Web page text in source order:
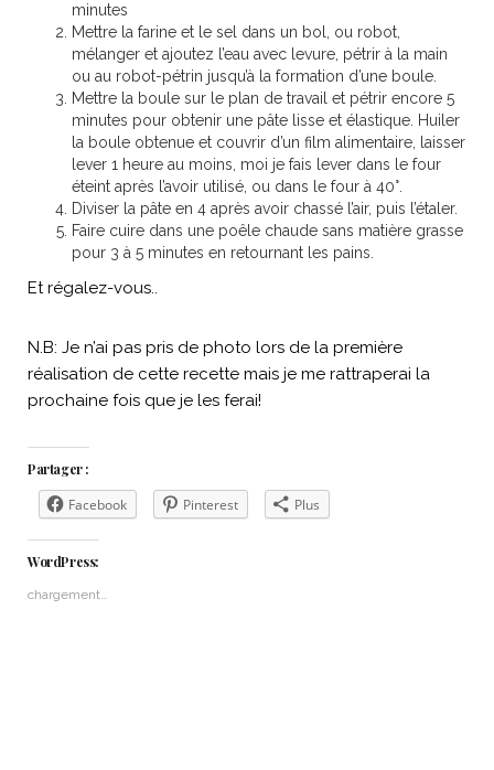
minutes
Mettre la farine et le sel dans un bol, ou robot,
mélanger et ajoutez l’eau avec levure, pétrir à la main
ou au robot-pétrin jusqu’à la formation d’une boule.
Mettre la boule sur le plan de travail et pétrir encore 5
minutes pour obtenir une pâte lisse et élastique. Huiler
la boule obtenue et couvrir d’un film alimentaire, laisser
lever 1 heure au moins, moi je fais lever dans le four
éteint après l’avoir utilisé, ou dans le four à 40°.
Diviser la pâte en 4 après avoir chassé l’air, puis l’étaler.
Faire cuire dans une poêle chaude sans matière grasse
pour 3 à 5 minutes en retournant les pains.
Et régalez-vous..
N.B: Je n’ai pas pris de photo lors de la première
réalisation de cette recette mais je me rattraperai la
prochaine fois que je les ferai!
Partager :
Facebook Pinterest Plus
WordPress:
chargement…